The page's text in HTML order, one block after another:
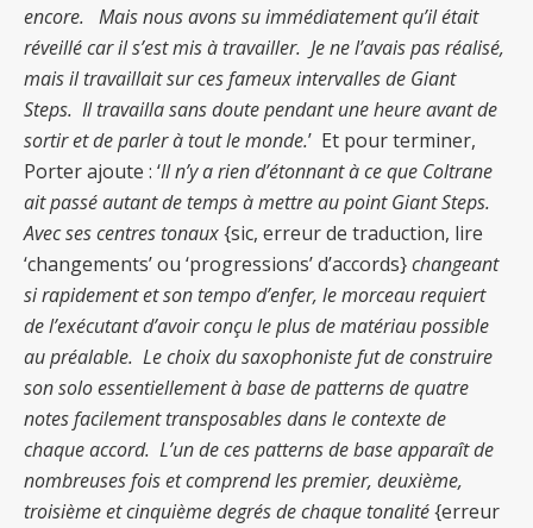
encore. Mais nous avons su immédiatement qu’il était
réveillé car il s’est mis à travailler. Je ne l’avais pas réalisé,
mais il travaillait sur ces fameux intervalles de Giant
Steps. Il travailla sans doute pendant une heure avant de
sortir et de parler à tout le monde.’ Et pour terminer,
Porter ajoute : ‘Il n’y a rien d’étonnant à ce que Coltrane
ait passé autant de temps à mettre au point Giant Steps.
Avec ses centres tonaux{sic, erreur de traduction, lire
‘changements’ ou ‘progressions’ d’accords}changeant
si rapidement et son tempo d’enfer, le morceau requiert
de l’exécutant d’avoir conçu le plus de matériau possible
au préalable. Le choix du saxophoniste fut de construire
son solo essentiellement à base de patterns de quatre
notes facilement transposables dans le contexte de
chaque accord. L’un de ces patterns de base apparaît de
nombreuses fois et comprend les premier, deuxième,
troisième et cinquième degrés de chaque tonalité{erreur